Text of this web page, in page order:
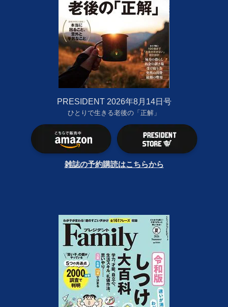
PRESIDENT 2026年8月14日号
ひとりで生きる老後の「正解」
雑誌の予約購読はこちらから